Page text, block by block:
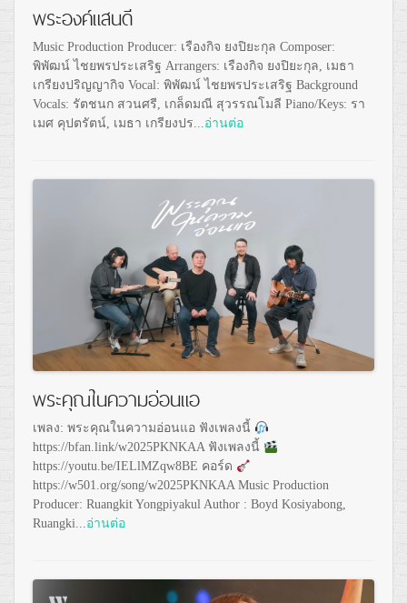
พระองค์แสนดี
Music Production Producer: เรืองกิจ ยงปิยะกุล Composer:
พิพัฒน์ ไชยพรประเสริฐ Arrangers: เรืองกิจ ยงปิยะกุล, เมธา
เกรียงปริญญากิจ Vocal: พิพัฒน์ ไชยพรประเสริฐ Background
Vocals: รัตชนก สวนศรี, เกล็ดมณี สุวรรณโมลี Piano/Keys: รา
เมศ คุปตรัตน์, เมธา เกรียงปร... อ่านต่อ
พระคุณในความอ่อนแอ
เพลง: พระคุณในความอ่อนแอ ฟังเพลงนี้
https://bfan.link/w2025PKNKAA ฟังเพลงนี้
https://youtu.be/IELlMZqw8BE คอร์ด
https://w501.org/song/w2025PKNKAA Music Production
Producer: Ruangkit Yongpiyakul Author : Boyd Kosiyabong,
Ruangki...อ่านต่อ